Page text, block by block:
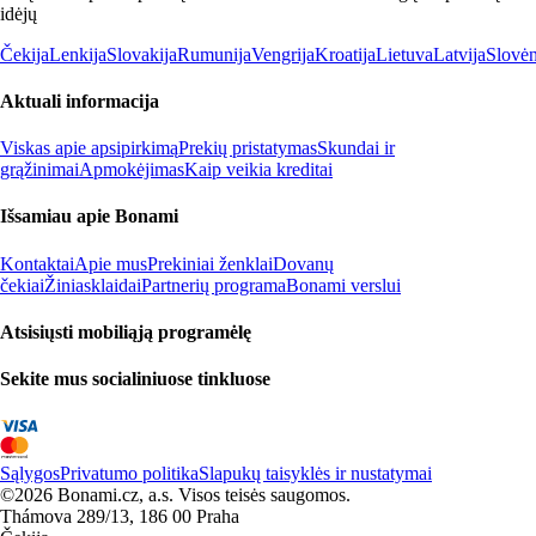
idėjų
ČekijaLenkijaSlovakijaRumunijaVengrijaKroatijaLietuvaLatvija
Aktuali informacija
Viskas apie apsipirkimąPrekių pristatymasSkundai ir
grąžinimaiApmokėjimasKaip veikia kreditai
Išsamiau apie Bonami
KontaktaiApie musPrekiniai ženklaiDovanų
čekiaiŽiniasklaidaiPartnerių programaBonami verslui
Atsisiųsti mobiliąją programėlę
Sekite mus socialiniuose tinkluose
SąlygosPrivatumo politikaSlapukų taisyklės ir nustatymai
©2026 Bonami.cz, a.s. Visos teisės saugomos.
Thámova 289/13, 186 00 Praha